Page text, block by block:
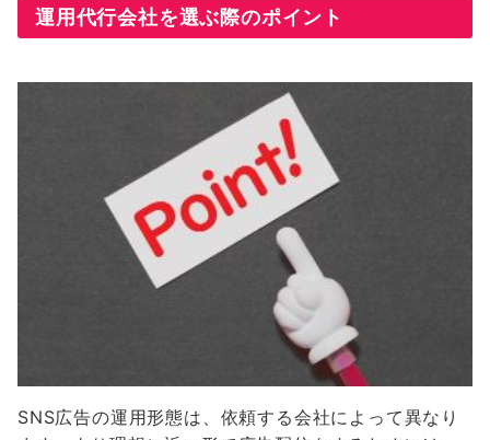
運用代行会社を選ぶ際のポイント
SNS広告の運用形態は、依頼する会社によって異なり